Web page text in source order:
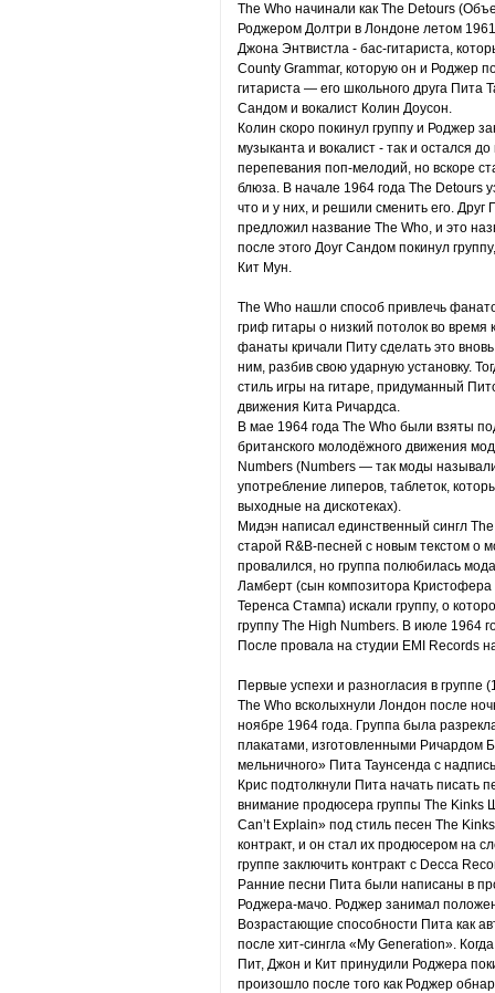
The Who начинали как The Detours
Роджером Долтри в Лондоне летом
Джона Энтвистла - бас-гитариста,
County Grammar, которую он и Роджер
гитариста — его школьного друга Пита
Сандом и вокалист Колин Доусон.
Колин скоро покинул группу и Роджер
музыканта и вокалист - так и остался
перепевания поп-мелодий, но вскоре
блюза. В начале 1964 года The Detours
что и у них, и решили сменить его.
предложил название The Who, и это
после этого Доуг Сандом покинул
Кит Мун.
The Who нашли способ привлечь
гриф гитары о низкий потолок во
фанаты кричали Питу сделать это
ним, разбив свою ударную установку.
стиль игры на гитаре, придуманный
движения Кита Ричардса.
В мае 1964 года The Who были взяты
британского молодёжного движения
Numbers (Numbers — так моды
употребление липеров, таблеток,
выходные на дискотеках).
Мидэн написал единственный сингл
старой R&B-песней с новым текстом о
провалился, но группа полюбилась
Ламберт (сын композитора
Теренса Стампа) искали группу, о
группу The High Numbers. В июле 1964
После провала на студии EMI Records
Первые успехи и разногласия в группе
The Who всколыхнули Лондон после
ноябре 1964 года. Группа была
плакатами, изготовленными Ричардом
мельничного» Пита Таунсенда с
Крис подтолкнули Пита начать писать
внимание продюсера группы The Kinks
Can’t Explain» под стиль песен The
контракт, и он стал их продюсером на
группе заключить контракт с Decca
Ранние песни Пита были написаны в
Роджера-мачо. Роджер занимал
Возрастающие способности Пита как
после хит-сингла «My Generation».
Пит, Джон и Кит принудили Роджера
произошло после того как Роджер